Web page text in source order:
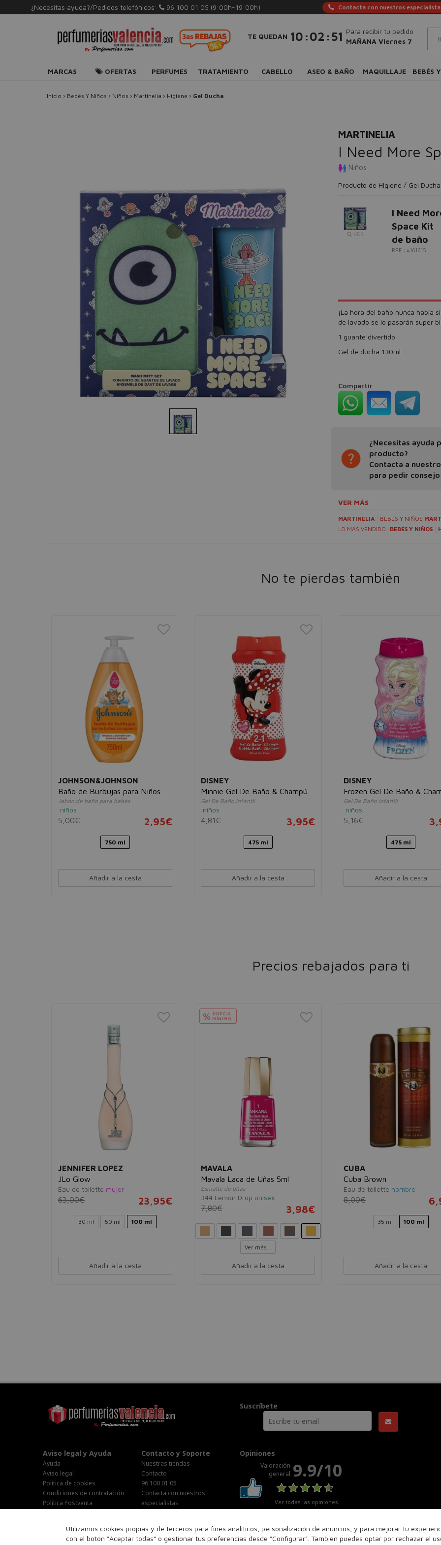
¿Necesitas ayuda?/Pedidos telefónicos: 96 100 01 05 (9:00h-19:00h) Contacta con nuestros
TE QUEDAN 10:02 :50
Para recibir tu pedido
MAÑANA Viernes 7
MARCAS OFERTAS PERFUMES TRATAMIENTO CABELLO ASEO & BAÑO MAQUILLAJE BEBÉS
Inicio › Bebés Y Niños › Niños › Martinelia › Higiene › Gel Ducha
MARTINELIA
I Need More
Niños
Producto de Higiene / Gel Ducha
VER
I Need
Space Kit
de baño
REF.: #161615
¡La hora del baño nunca había
de lavado se lo pasarán super
1 guante divertido
Gel de ducha 130ml
Compartir
¿Necesitas ayuda
producto?
Contacta a
para pedir consejo
VER MÁS
MARTINELIA BEBÉS Y NIÑOS
LO MÁS VENDIDO: BEBÉS Y NIÑOS
No te pierdas también
JOHNSON&JOHNSON
Baño de Burbujas para Niños
Jabón de baño para bebés
niños
5,00€ 2,95€
750 ml
Añadir a la cesta
DISNEY
Minnie Gel De Baño & Champú
Gel De Baño infantil
niños
4,81€ 3,95€
475 ml
Añadir a la cesta
DISNEY
Frozen Gel De Baño &
Gel De Baño infantil
niños
5,16€
475 ml
Añadir a la cesta
Precios rebajados para ti
JENNIFER LOPEZ
JLo Glow
Eau de toilette mujer
63,00€ 23,95€
30 ml 50 ml 100 ml
Añadir a la cesta
% PRECIO
MÍNIMO
MAVALA
Mavala Laca de Uñas 5ml
Esmalte de uñas
344 Lemon Drop unisex
7,80€ 3,98€
Ver más...
Añadir a la cesta
CUBA
Cuba Brown
Eau de toilette hombre
8,00€
35 ml 100 ml
Añadir a la cesta
Utilizamos cookies propias y de terceros para fines analíticos, personalización de anuncios, y para mejorar tu
con el botón “Aceptar todas” o gestionar tus preferencias desde “Configurar”. También puedes optar por rechazar el
Suscríbete
Aviso legal y Ayuda
Ayuda
Aviso legal
Política de cookies
Condiciones de contratación
Política Postventa
Contacto y Soporte
Nuestras tiendas
Contacto
96 100 01 05
Contacta con nuestros
especialistas
Lunes-Jueves : 9:00h-19:00h
Viernes : 9:00h-14:00h
Opiniones
Valoración
general 9.9/10
Ver todas las opiniones